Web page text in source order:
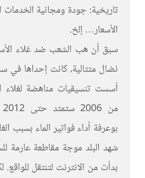
تاريخية: جودة ومجانية الخدمات
الأسعار… إلخ.
سبق أن هب الشعب ضد غلاء
أسست تنسيقيات مناهضة لغلاء
شهد البلد موجة مقاطعة عارمة
بدأت من الانترنت لتنتقل للواقع.